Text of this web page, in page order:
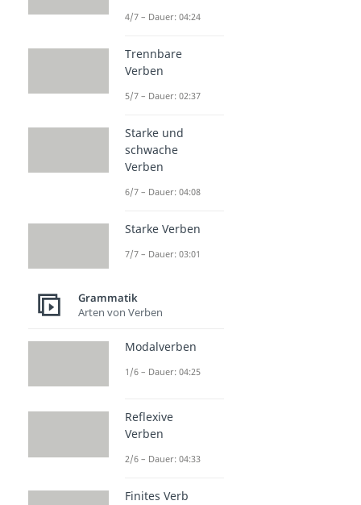
4/7 – Dauer: 04:24
Trennbare
Verben
5/7 – Dauer: 02:37
Starke und
schwache
Verben
6/7 – Dauer: 04:08
Starke Verben
7/7 – Dauer: 03:01
Grammatik
Arten von Verben
Modalverben
1/6 – Dauer: 04:25
Reflexive
Verben
2/6 – Dauer: 04:33
Finites Verb